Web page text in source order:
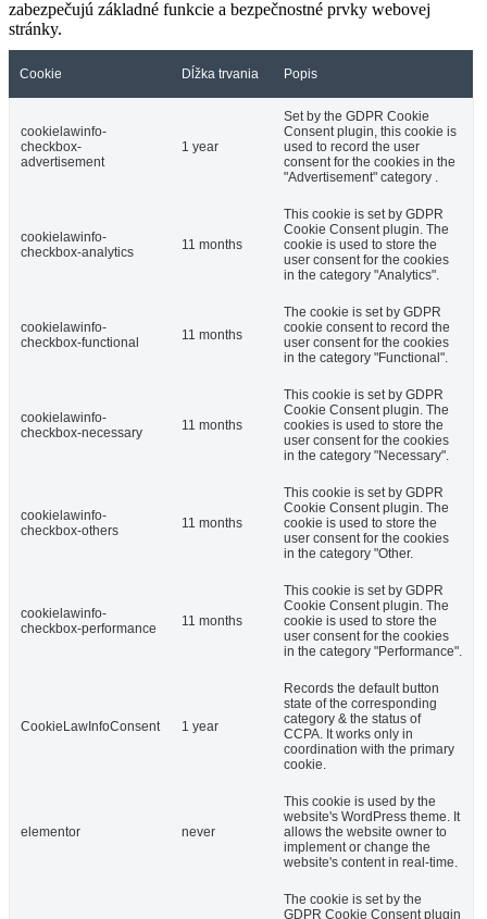
zabezpečujú základné funkcie a bezpečnostné prvky webovej
stránky.
Cookie Dĺžka trvania Popis
cookielawinfo-
checkbox-
advertisement
1 year
Set by the GDPR Cookie
Consent plugin, this cookie is
used to record the user
consent for the cookies in the
"Advertisement" category .
cookielawinfo-
checkbox-analytics
11 months
This cookie is set by GDPR
Cookie Consent plugin. The
cookie is used to store the
user consent for the cookies
in the category "Analytics".
cookielawinfo-
checkbox-functional
11 months
The cookie is set by GDPR
cookie consent to record the
user consent for the cookies
in the category "Functional".
cookielawinfo-
checkbox-necessary
11 months
This cookie is set by GDPR
Cookie Consent plugin. The
cookies is used to store the
user consent for the cookies
in the category "Necessary".
cookielawinfo-
checkbox-others
11 months
This cookie is set by GDPR
Cookie Consent plugin. The
cookie is used to store the
user consent for the cookies
in the category "Other.
cookielawinfo-
checkbox-performance
11 months
This cookie is set by GDPR
Cookie Consent plugin. The
cookie is used to store the
user consent for the cookies
in the category "Performance".
CookieLawInfoConsent 1 year
Records the default button
state of the corresponding
category & the status of
CCPA. It works only in
coordination with the primary
cookie.
elementor never
This cookie is used by the
website's WordPress theme. It
allows the website owner to
implement or change the
website's content in real-time.
The cookie is set by the
GDPR Cookie Consent plugin